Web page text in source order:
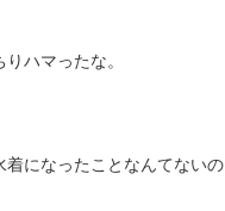
ハマったな。
になったことなんてないの